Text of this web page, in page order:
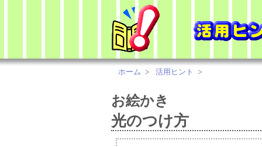
ホーム 活用ヒント
お絵かき
光のつけ方